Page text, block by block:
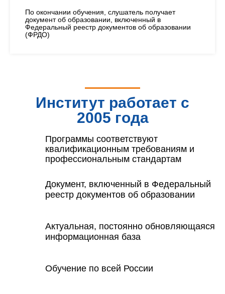
По окончании обучения, слушатель получает
документ об образовании, включенный в
Федеральный реестр документов об образовании
(ФРДО)
Институт работает с
2005 года
Программы соответствуют
квалификационным требованиям и
профессиональным стандартам
Документ, включенный в Федеральный
реестр документов об образовании
Актуальная, постоянно обновляющаяся
информационная база
Обучение по всей России